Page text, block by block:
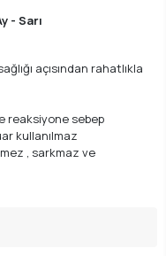
- Sarı
açısından rahatlıkla
reaksiyone sebep
kullanılmaz
, sarkmaz ve